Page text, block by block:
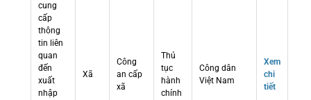
cung
cấp
thông
tin liên
quan
đến
xuất
nhập
Xã
Công
an cấp
xã
Thủ
tục
hành
chính
Công dân
Việt Nam
Xem
chi
tiết